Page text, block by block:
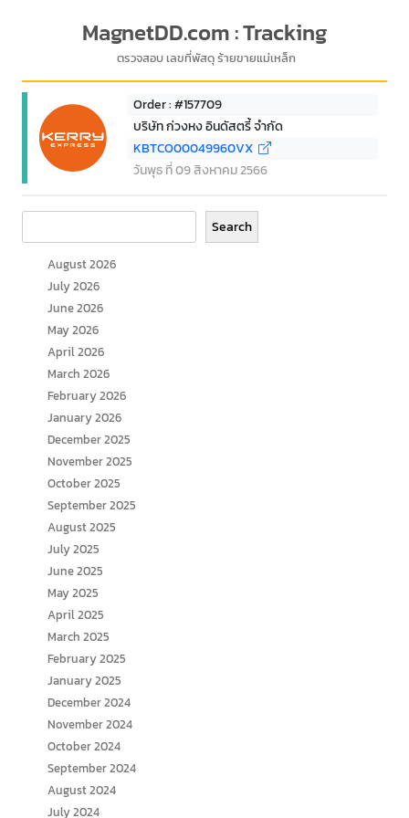
MagnetDD.com : Tracking
ตรวจสอบ เลขที่พัสดุ ร้ายขายแม่เหล็ก
Order : #157709
บริษัท ก่วงหง อินดัสตรี้ จำกัด
KBTCO00049960VX
วันพุธ ที่ 09 สิงหาคม 2566
Search
August 2026
July 2026
June 2026
May 2026
April 2026
March 2026
February 2026
January 2026
December 2025
November 2025
October 2025
September 2025
August 2025
July 2025
June 2025
May 2025
April 2025
March 2025
February 2025
January 2025
December 2024
November 2024
October 2024
September 2024
August 2024
July 2024